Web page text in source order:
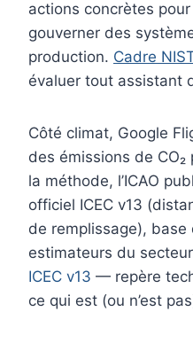
actions concrètes
gouverner des
production. Cadre
évaluer tout assistant
Côté climat, Google
des émissions de
la méthode, l’ICAO
officiel ICEC v13
de remplissage), base
estimateurs du
ICEC v13 — repère
ce qui est (ou n’est